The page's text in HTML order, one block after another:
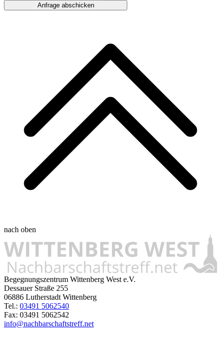
Anfrage abschicken
nach oben
Begegnungszentrum Wittenberg West e.V.
Dessauer Straße 255
06886 Lutherstadt Wittenberg
Tel.: 03491 5062540
Fax: 03491 5062542
info@nachbarschaftstreff.net